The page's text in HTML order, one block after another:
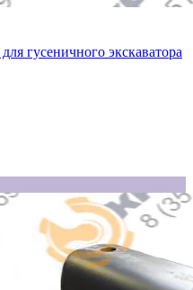
гусеничного экскаватора